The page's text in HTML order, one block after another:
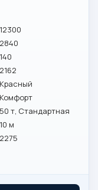
12300
2840
140
2162
Красный
Комфорт
50 т, Стандартная
10 м
2275